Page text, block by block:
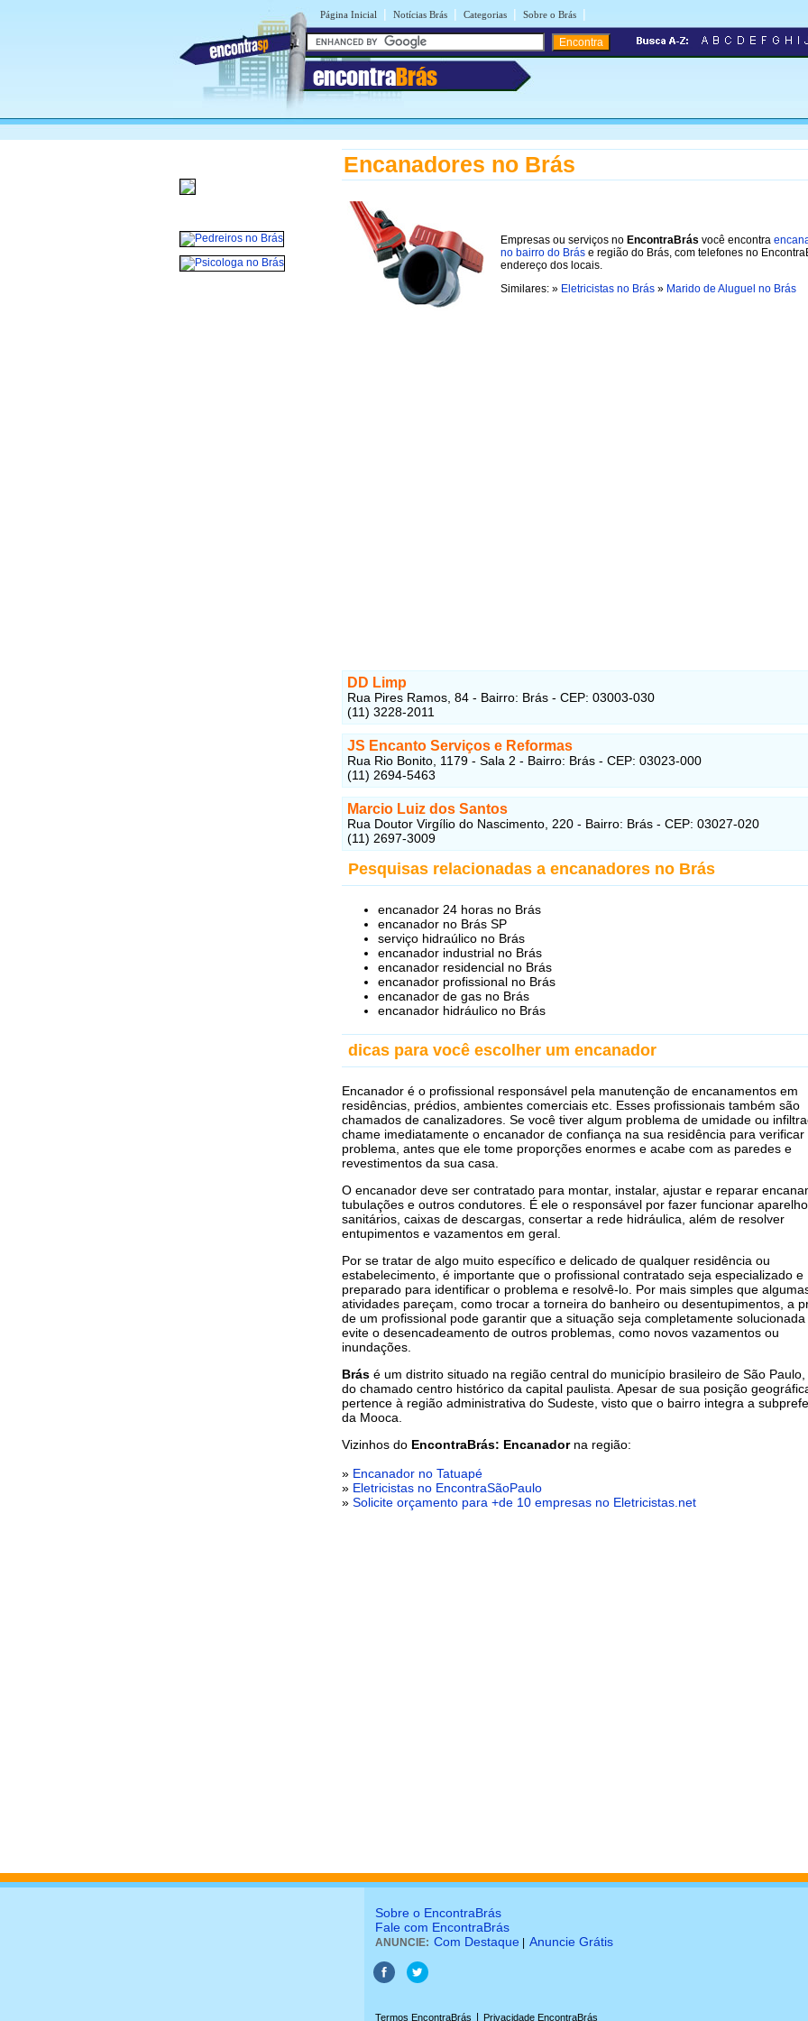
Página Inicial | Notícias Brás | Categorias | Sobre o Brás |
encontraBrás
Encanadores no Brás
Empresas ou serviços no EncontraBrás você encontra
no bairro do Brás e região do Brás, com telefones no
endereço dos locais.
Similares: » Eletricistas no Brás » Marido de Aluguel no Brás
DD Limp
Rua Pires Ramos, 84 - Bairro: Brás - CEP: 03003-030
(11) 3228-2011
JS Encanto Serviços e Reformas
Rua Rio Bonito, 1179 - Sala 2 - Bairro: Brás - CEP: 03023-000
(11) 2694-5463
Marcio Luiz dos Santos
Rua Doutor Virgílio do Nascimento, 220 - Bairro: Brás - CEP: 03027-020
(11) 2697-3009
Pesquisas relacionadas a encanadores no Brás
encanador 24 horas no Brás
encanador no Brás SP
serviço hidraúlico no Brás
encanador industrial no Brás
encanador residencial no Brás
encanador profissional no Brás
encanador de gas no Brás
encanador hidráulico no Brás
dicas para você escolher um encanador
Encanador é o profissional responsável pela manutenção de encanamentos em
residências, prédios, ambientes comerciais etc. Esses profissionais também são
chamados de canalizadores. Se você tiver algum problema de umidade ou
chame imediatamente o encanador de confiança na sua residência para verificar
problema, antes que ele tome proporções enormes e acabe com as paredes e
revestimentos da sua casa.
O encanador deve ser contratado para montar, instalar, ajustar e reparar
tubulações e outros condutores. É ele o responsável por fazer funcionar
sanitários, caixas de descargas, consertar a rede hidráulica, além de resolver
entupimentos e vazamentos em geral.
Por se tratar de algo muito específico e delicado de qualquer residência ou
estabelecimento, é importante que o profissional contratado seja especializado e
preparado para identificar o problema e resolvê-lo. Por mais simples que
atividades pareçam, como trocar a torneira do banheiro ou desentupimentos, a
de um profissional pode garantir que a situação seja completamente solucionada
evite o desencadeamento de outros problemas, como novos vazamentos ou
inundações.
Brás é um distrito situado na região central do município brasileiro de São
do chamado centro histórico da capital paulista. Apesar de sua posição
pertence à região administrativa do Sudeste, visto que o bairro integra a
da Mooca.
Vizinhos do EncontraBrás: Encanadorna região:
» Encanador no Tatuapé
» Eletricistas no EncontraSãoPaulo
» Solicite orçamento para +de 10 empresas no Eletricistas.net
Sobre o EncontraBrás
Fale com EncontraBrás
ANUNCIE: Com Destaque Anuncie Grátis
Termos EncontraBrás Privacidade EncontraBrás